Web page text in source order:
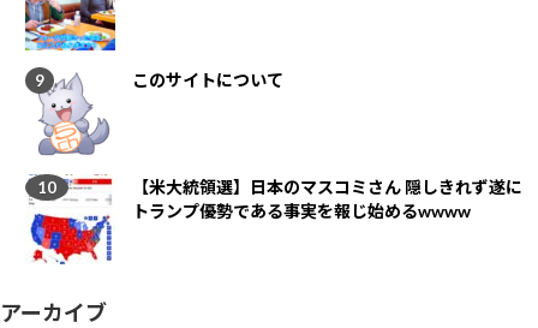
このサイトについて
【米大統領選】日本のマスコミさん 隠しきれず遂に
トランプ優勢である事実を報じ始めるwwww
アーカイブ